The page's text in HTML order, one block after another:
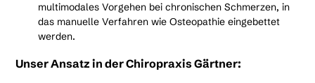
multimodales Vorgehen bei chronischen Schmerzen, in
das manuelle Verfahren wie Osteopathie eingebettet
werden.
Unser Ansatz in der Chiropraxis Gärtner: